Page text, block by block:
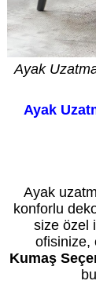
Ayak
Ayak
Ayak
konforlu
size özel
ofisinize,
Kumaş